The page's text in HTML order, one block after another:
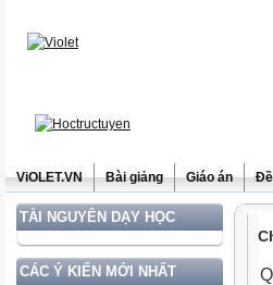
ViOLET.VN Bài giảng Giáo án
TÀI NGUYÊN DẠY HỌC
CÁC Ý KIẾN MỚI NHẤT